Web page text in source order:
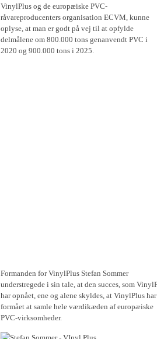
VinylPlus og de europæiske PVC-
råvareproducenters organisation ECVM, kunne
oplyse, at man er godt på vej til at opfylde
delmålene om 800.000 tons genanvendt PVC i
2020 og 900.000 tons i 2025.
Formanden for VinylPlus Stefan Sommer
understregede i sin tale, at den succes, som
har opnået, ene og alene skyldes, at VinylPlus har
formået at samle hele værdikæden af europæiske
PVC-virksomheder.